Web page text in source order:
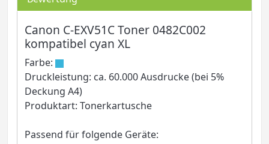
Canon C-EXV51C Toner 0482C002
kompatibel cyan XL
Farbe:
Druckleistung: ca. 60.000 Ausdrucke (bei 5%
Deckung A4)
Produktart: Tonerkartusche
Passend für folgende Geräte: